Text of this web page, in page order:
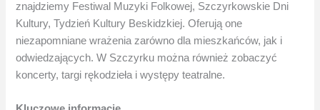
znajdziemy Festiwal Muzyki Folkowej, Szczyrkowskie Dni
Kultury, Tydzień Kultury Beskidzkiej. Oferują one
niezapomniane wrażenia zarówno dla mieszkańców, jak i
odwiedzających. W Szczyrku można również zobaczyć
koncerty, targi rękodzieła i występy teatralne.